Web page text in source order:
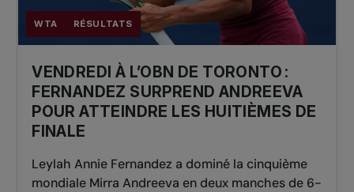
WTA RÉSULTATS
VENDREDI À L’OBN DE TORONTO :
FERNANDEZ SURPREND ANDREEVA
POUR ATTEINDRE LES HUITIÈMES DE
FINALE
Leylah Annie Fernandez a dominé la cinquième
mondiale Mirra Andreeva en deux manches de 6-